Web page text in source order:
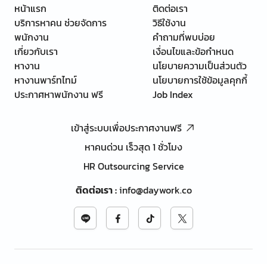
หน้าแรก
บริการหาคน ช่วยจัดการ
พนักงาน
เกี่ยวกับเรา
หางาน
หางานพาร์ทไทม์
ประกาศหาพนักงาน ฟรี
ติดต่อเรา
วิธีใช้งาน
คำถามที่พบบ่อย
เงื่อนไขและข้อกำหนด
นโยบายความเป็นส่วนตัว
นโยบายการใช้ข้อมูลคุกกี้
Job Index
เข้าสู่ระบบเพื่อประกาศงานฟรี
หาคนด่วน เร็วสุด 1 ชั่วโมง
HR Outsourcing Service
ติดต่อเรา:info@daywork.co